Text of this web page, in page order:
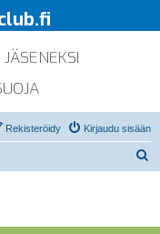
JÄSENEKSI
Kirjaudu sisään
Rekisteröidy